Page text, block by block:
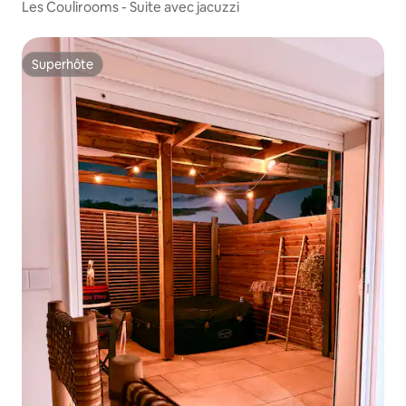
Les Coulirooms - Suite avec jacuzzi
Superhôte
Superhôte